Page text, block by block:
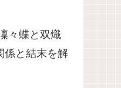
々蝶と双熾
係と結末を解